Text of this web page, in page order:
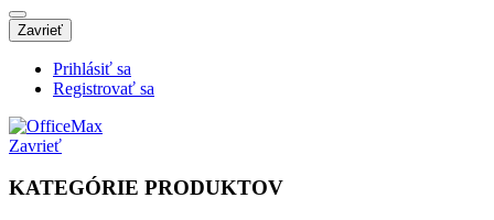
Zavrieť
Prihlásiť sa
Registrovať sa
Zavrieť
KATEGÓRIE PRODUKTOV